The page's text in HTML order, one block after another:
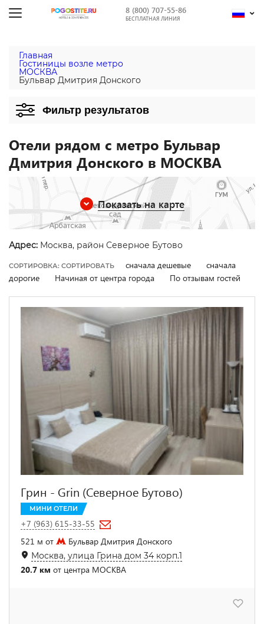
8 (800) 707-55-86
БЕСПЛАТНАЯ ЛИНИЯ
Главная
Гостиницы возле метро
МОСКВА
Бульвар Дмитрия Донского
Фильтр результатов
Отели рядом с метро Бульвар
Дмитрия Донского в МОСКВА
Показать на карте
Адрес: Москва, район Северное Бутово
СОРТИРОВКА: СОРТИРОВАТЬ сначала дешевые
сначала
дорогие
Начиная от центра города По отзывам гостей
Грин - Grin (Северное Бутово)
МИНИ ОТЕЛИ
+7 (963) 615-33-55
521 м от
Бульвар Дмитрия Донского
Москва, улица Грина дом 34 корп.1
20.7 км от центра МОСКВА